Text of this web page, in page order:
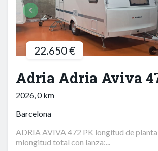
22.650 €
Adria Adria Aviva
2026, 0 km
Barcelona
ADRIA AVIVA 472 PK longitud de
mlongitud total con lanza:...